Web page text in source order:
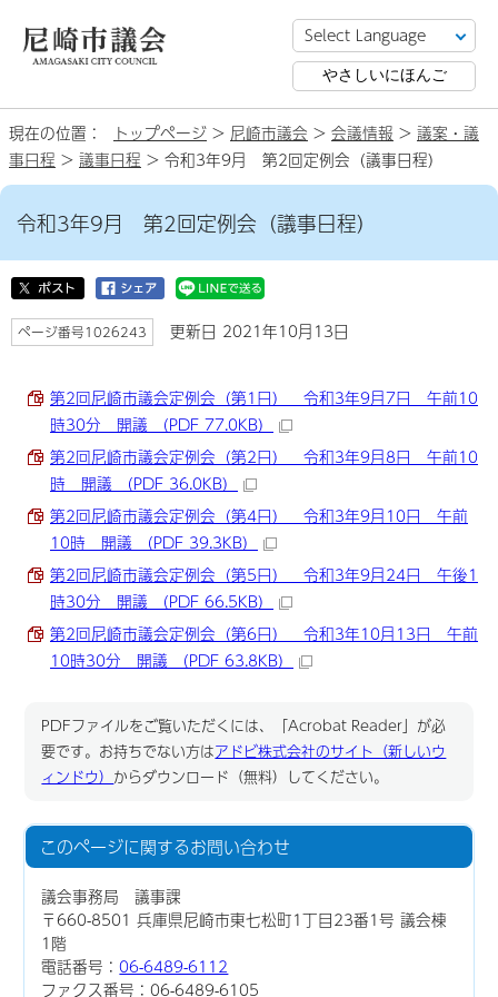
やさしいにほんご
現在の位置： トップページ > 尼崎市議会 > 会議情報 > 議案・議
事日程 > 議事日程 > 令和3年9月 第2回定例会（議事日程）
令和3年9月 第2回定例会（議事日程）
ページ番号1026243 更新日 2021年10月13日
第2回尼崎市議会定例会（第1日） 令和3年9月7日 午前10
時30分 開議 （PDF 77.0KB）
第2回尼崎市議会定例会（第2日） 令和3年9月8日 午前10
時 開議 （PDF 36.0KB）
第2回尼崎市議会定例会（第4日） 令和3年9月10日 午前
10時 開議 （PDF 39.3KB）
第2回尼崎市議会定例会（第5日） 令和3年9月24日 午後1
時30分 開議 （PDF 66.5KB）
第2回尼崎市議会定例会（第6日） 令和3年10月13日 午前
10時30分 開議 （PDF 63.8KB）
PDFファイルをご覧いただくには、「Acrobat Reader」が必
要です。お持ちでない方はアドビ株式会社のサイト（新しいウ
ィンドウ） からダウンロード（無料）してください。
このページに関するお問い合わせ
議会事務局 議事課
〒660-8501 兵庫県尼崎市東七松町1丁目23番1号 議会棟
1階
電話番号：06-6489-6112
ファクス番号：06-6489-6105